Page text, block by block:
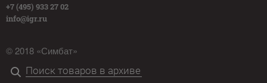
+7 (495) 933 27 02
info@igr.ru
© 2018 «Симбат»